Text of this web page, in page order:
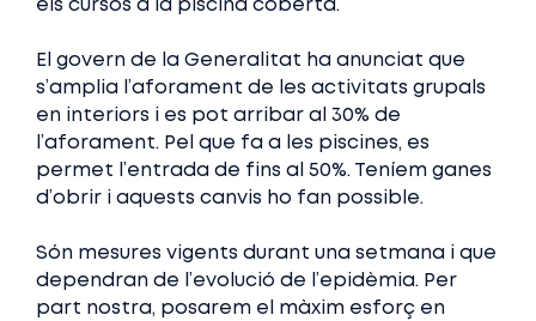
els cursos a la piscina coberta.
El govern de la Generalitat ha anunciat que
s’amplia l’aforament de les activitats grupals
en interiors i es pot arribar al 30% de
l’aforament. Pel que fa a les piscines, es
permet l’entrada de fins al 50%. Teníem ganes
d’obrir i aquests canvis ho fan possible.
Són mesures vigents durant una setmana i que
dependran de l’evolució de l’epidèmia. Per
part nostra, posarem el màxim esforç en